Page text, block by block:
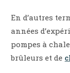
En d’autres
années
pompes à
brûleurs et de